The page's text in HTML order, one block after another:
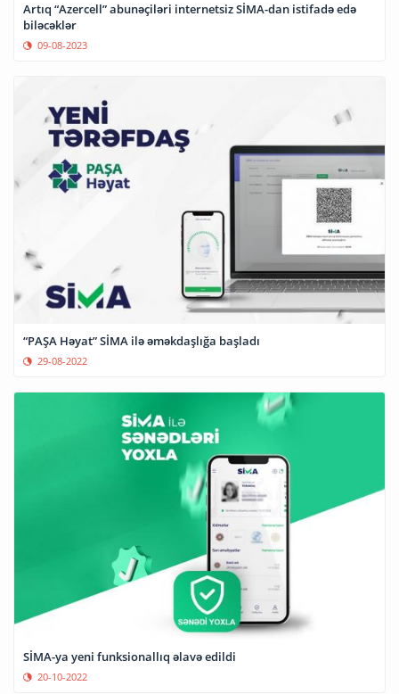
Artıq “Azercell” abunəçiləri internetsiz SİMA-dan istifadə edə
biləcəklər
09-08-2023
“PAŞA Həyat” SİMA ilə əməkdaşlığa başladı
29-08-2022
SİMA-ya yeni funksionallıq əlavə edildi
20-10-2022